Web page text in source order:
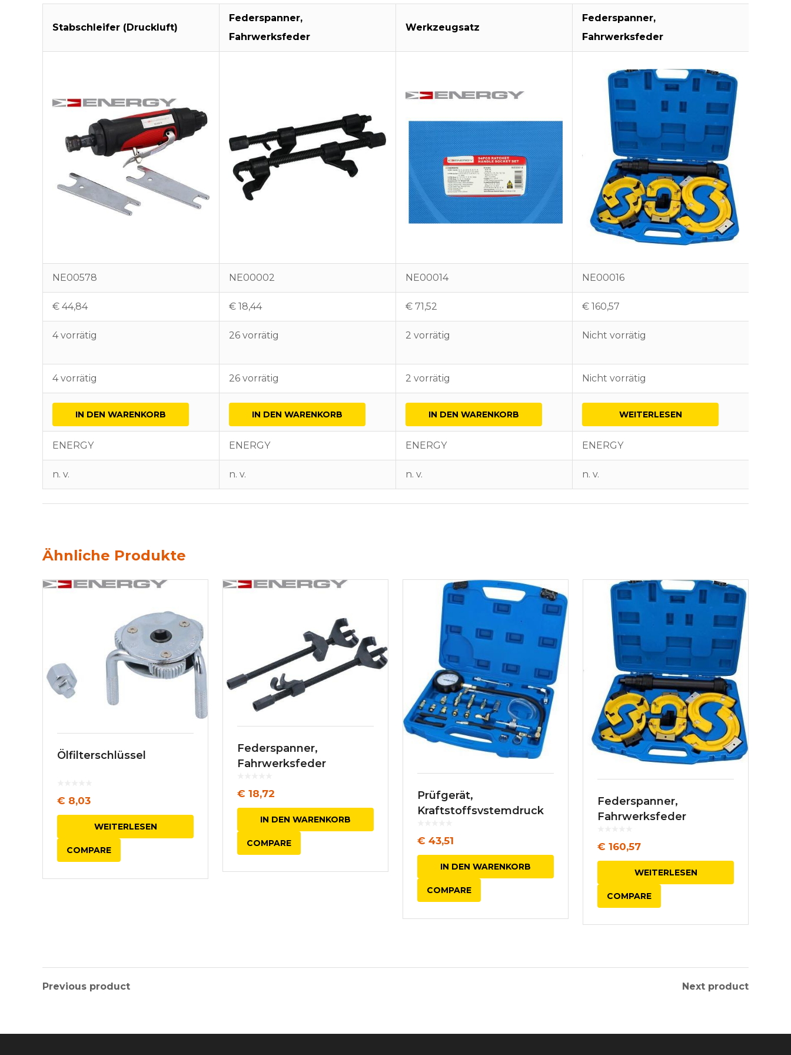
Stabschleifer (Druckluft)
Federspanner,
Fahrwerksfeder
Werkzeugsatz
Federspanner,
Fahrwerksfeder
NE00578 NE00002 NE00014 NE00016
€ 44,84 € 18,44 € 71,52 € 160,57
4 vorrätig 26 vorrätig 2 vorrätig Nicht vorrätig
4 vorrätig 26 vorrätig 2 vorrätig Nicht vorrätig
IN DEN WARENKORB IN DEN WARENKORB IN DEN WARENKORB WEITERLESEN
ENERGY ENERGY ENERGY ENERGY
n. v. n. v. n. v. n. v.
Ähnliche Produkte
Ölfilterschlüssel
€ 8,03
WEITERLESEN
COMPARE
Federspanner,
Fahrwerksfeder
€ 18,72
IN DEN WARENKORB
COMPARE
Prüfgerät,
Kraftstoffsystemdruck
€ 43,51
IN DEN WARENKORB
COMPARE
Federspanner,
Fahrwerksfeder
€ 160,57
WEITERLESEN
COMPARE
Previous product Next product